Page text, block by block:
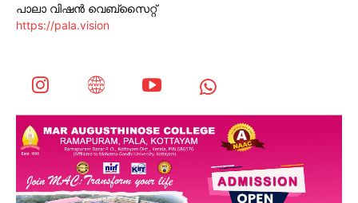
പാലാ വിഷൻ വെബ്സൈറ്റ്
https://pala.vision